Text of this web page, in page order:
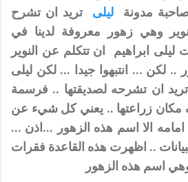
مدونة ليلى تريد ان تشرح
وهي زهور معروفة لدينا في
ليلى ابراهيم ان تتكلم عن النوير
لكن ... انتبهوا جيدا ... لكن ليلى
ان تشرحه لصديقتها .. فرسمة
مكان زراعتها .. يعني كل شيء عن
امامه الا اسم هذه الزهور ...اذن ...
.. اظهرت هذه القاعدة فقرات
اسم هذه الزهور